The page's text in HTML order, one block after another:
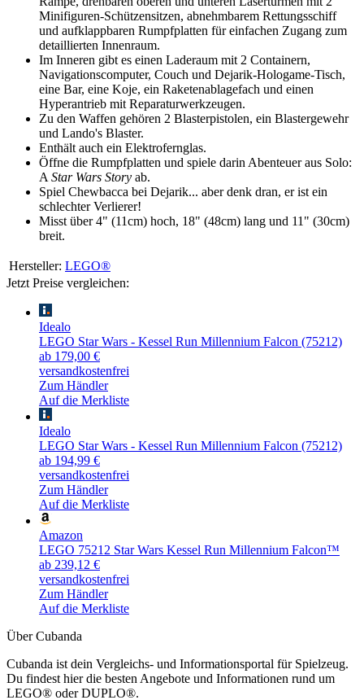
Minifiguren-Schützensitzen, abnehmbarem Rettungsschiff
und aufklappbaren Rumpfplatten für einfachen Zugang zum
detaillierten Innenraum.
Im Inneren gibt es einen Laderaum mit 2 Containern,
Navigationscomputer, Couch und Dejarik-Hologame-Tisch,
eine Bar, eine Koje, ein Raketenablagefach und einen
Hyperantrieb mit Reparaturwerkzeugen.
Zu den Waffen gehören 2 Blasterpistolen, ein Blastergewehr
und Lando's Blaster.
Enthält auch ein Elektrofernglas.
Öffne die Rumpfplatten und spiele darin Abenteuer aus Solo:
A Star Wars Story ab.
Spiel Chewbacca bei Dejarik... aber denk dran, er ist ein
schlechter Verlierer!
Misst über 4" (11cm) hoch, 18" (48cm) lang und 11" (30cm)
breit.
Hersteller: LEGO®
Jetzt Preise vergleichen:
Idealo
LEGO Star Wars - Kessel Run Millennium Falcon (75212)
ab 179,00 €
versandkostenfrei
Zum Händler
Auf die Merkliste
Idealo
LEGO Star Wars - Kessel Run Millennium Falcon (75212)
ab 194,99 €
versandkostenfrei
Zum Händler
Auf die Merkliste
Amazon
LEGO 75212 Star Wars Kessel Run Millennium Falcon™
ab 239,12 €
versandkostenfrei
Zum Händler
Auf die Merkliste
Über Cubanda
Cubanda ist dein Vergleichs- und Informationsportal für Spielzeug.
Du findest hier die besten Angebote und Informationen rund um
LEGO® oder DUPLO®.